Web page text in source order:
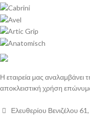
Η εταιρεία μας
αποκλειστική χρήση
Ελευθερίου Βενιζέλου